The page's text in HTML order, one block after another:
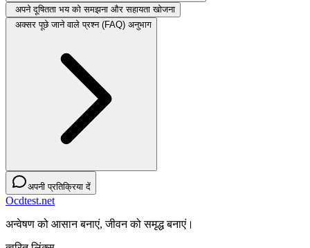
अपने दूषितता भय को समझना और सहायता खोजना
अक्सर पूछे जाने वाले प्रश्न (FAQ) अनुभाग
अपनी प्रतिक्रिया दें
Ocdtest.net
अन्वेषण को आसान बनाएं, जीवन को समृद्ध बनाएं।